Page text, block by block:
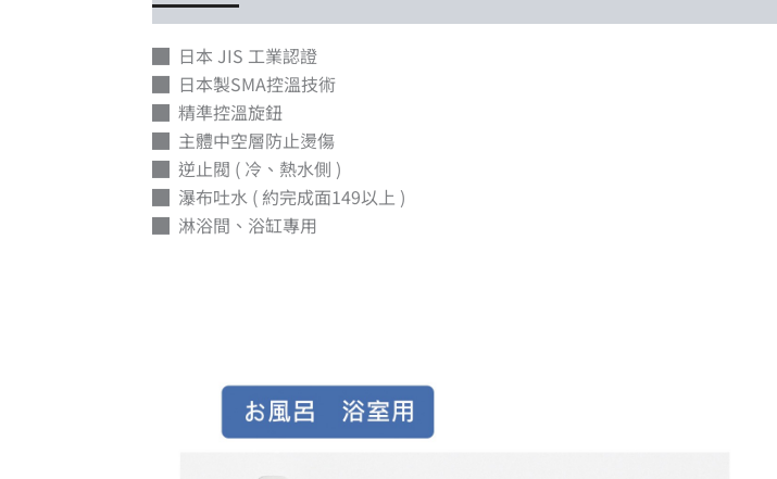
█ 日本 JIS 工業認證
█ 日本製SMA控溫技術
█ 精準控溫旋鈕
█ 主體中空層防止燙傷
█ 逆止閥 ( 冷、熱水側 )
█ 瀑布吐水 ( 約完成面149以上 )
█ 淋浴間、浴缸專用